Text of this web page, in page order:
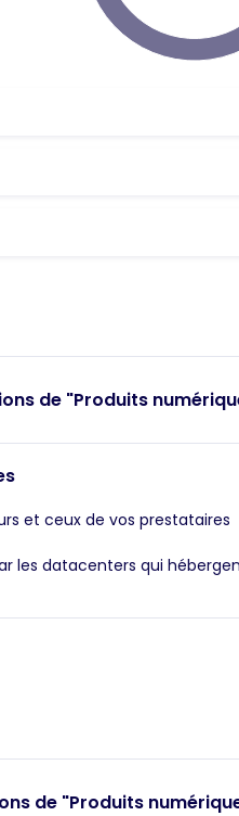
de "Produits
et ceux de vos prestataires
les datacenters qui
de "Produits